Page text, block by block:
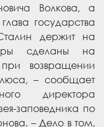
Волкова, а
государства
держит на
сделаны на
возвращении
– сообщает
директора
заповедника по
– Дело в том,